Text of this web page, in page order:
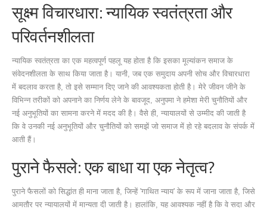
सूक्ष्म विचारधारा: न्यायिक स्वतंत्रता और
परिवर्तनशीलता
न्यायिक स्वतंत्रता का एक महत्वपूर्ण पहलू यह होता है कि इसका मूल्यांकन समाज के
संवेदनशीलता के साथ किया जाता है। यानी, जब एक समुदाय अपनी सोच और विचारधारा
में बदलाव करता है, तो इसे सम्मान दिए जाने की आवश्यकता होती है। मेरे जीवन जीने के
विभिन्न तरीकों को अपनाने का निर्णय लेने के बावजूद, अनुपमा ने हमेशा मेरी चुनौतियों और
नई अनुभूतियों का सामना करने में मदद की है। वैसे ही, न्यायालयों से उम्मीद की जाती है
कि वे उनकी नई अनुभूतियों और चुनौतियों को समझें जो समाज में हो रहे बदलाव के संपर्क में
आती हैं।
पुराने फैसले: एक बाधा या एक नेतृत्व?
पुराने फैसलों को सिद्धांत ही माना जाता है, जिन्हें 'गाथित न्याय' के रूप में जाना जाता है, जिसे
आमतौर पर न्यायालयों में मान्यता दी जाती है। हालांकि, यह आवश्यक नहीं है कि वे सदा और